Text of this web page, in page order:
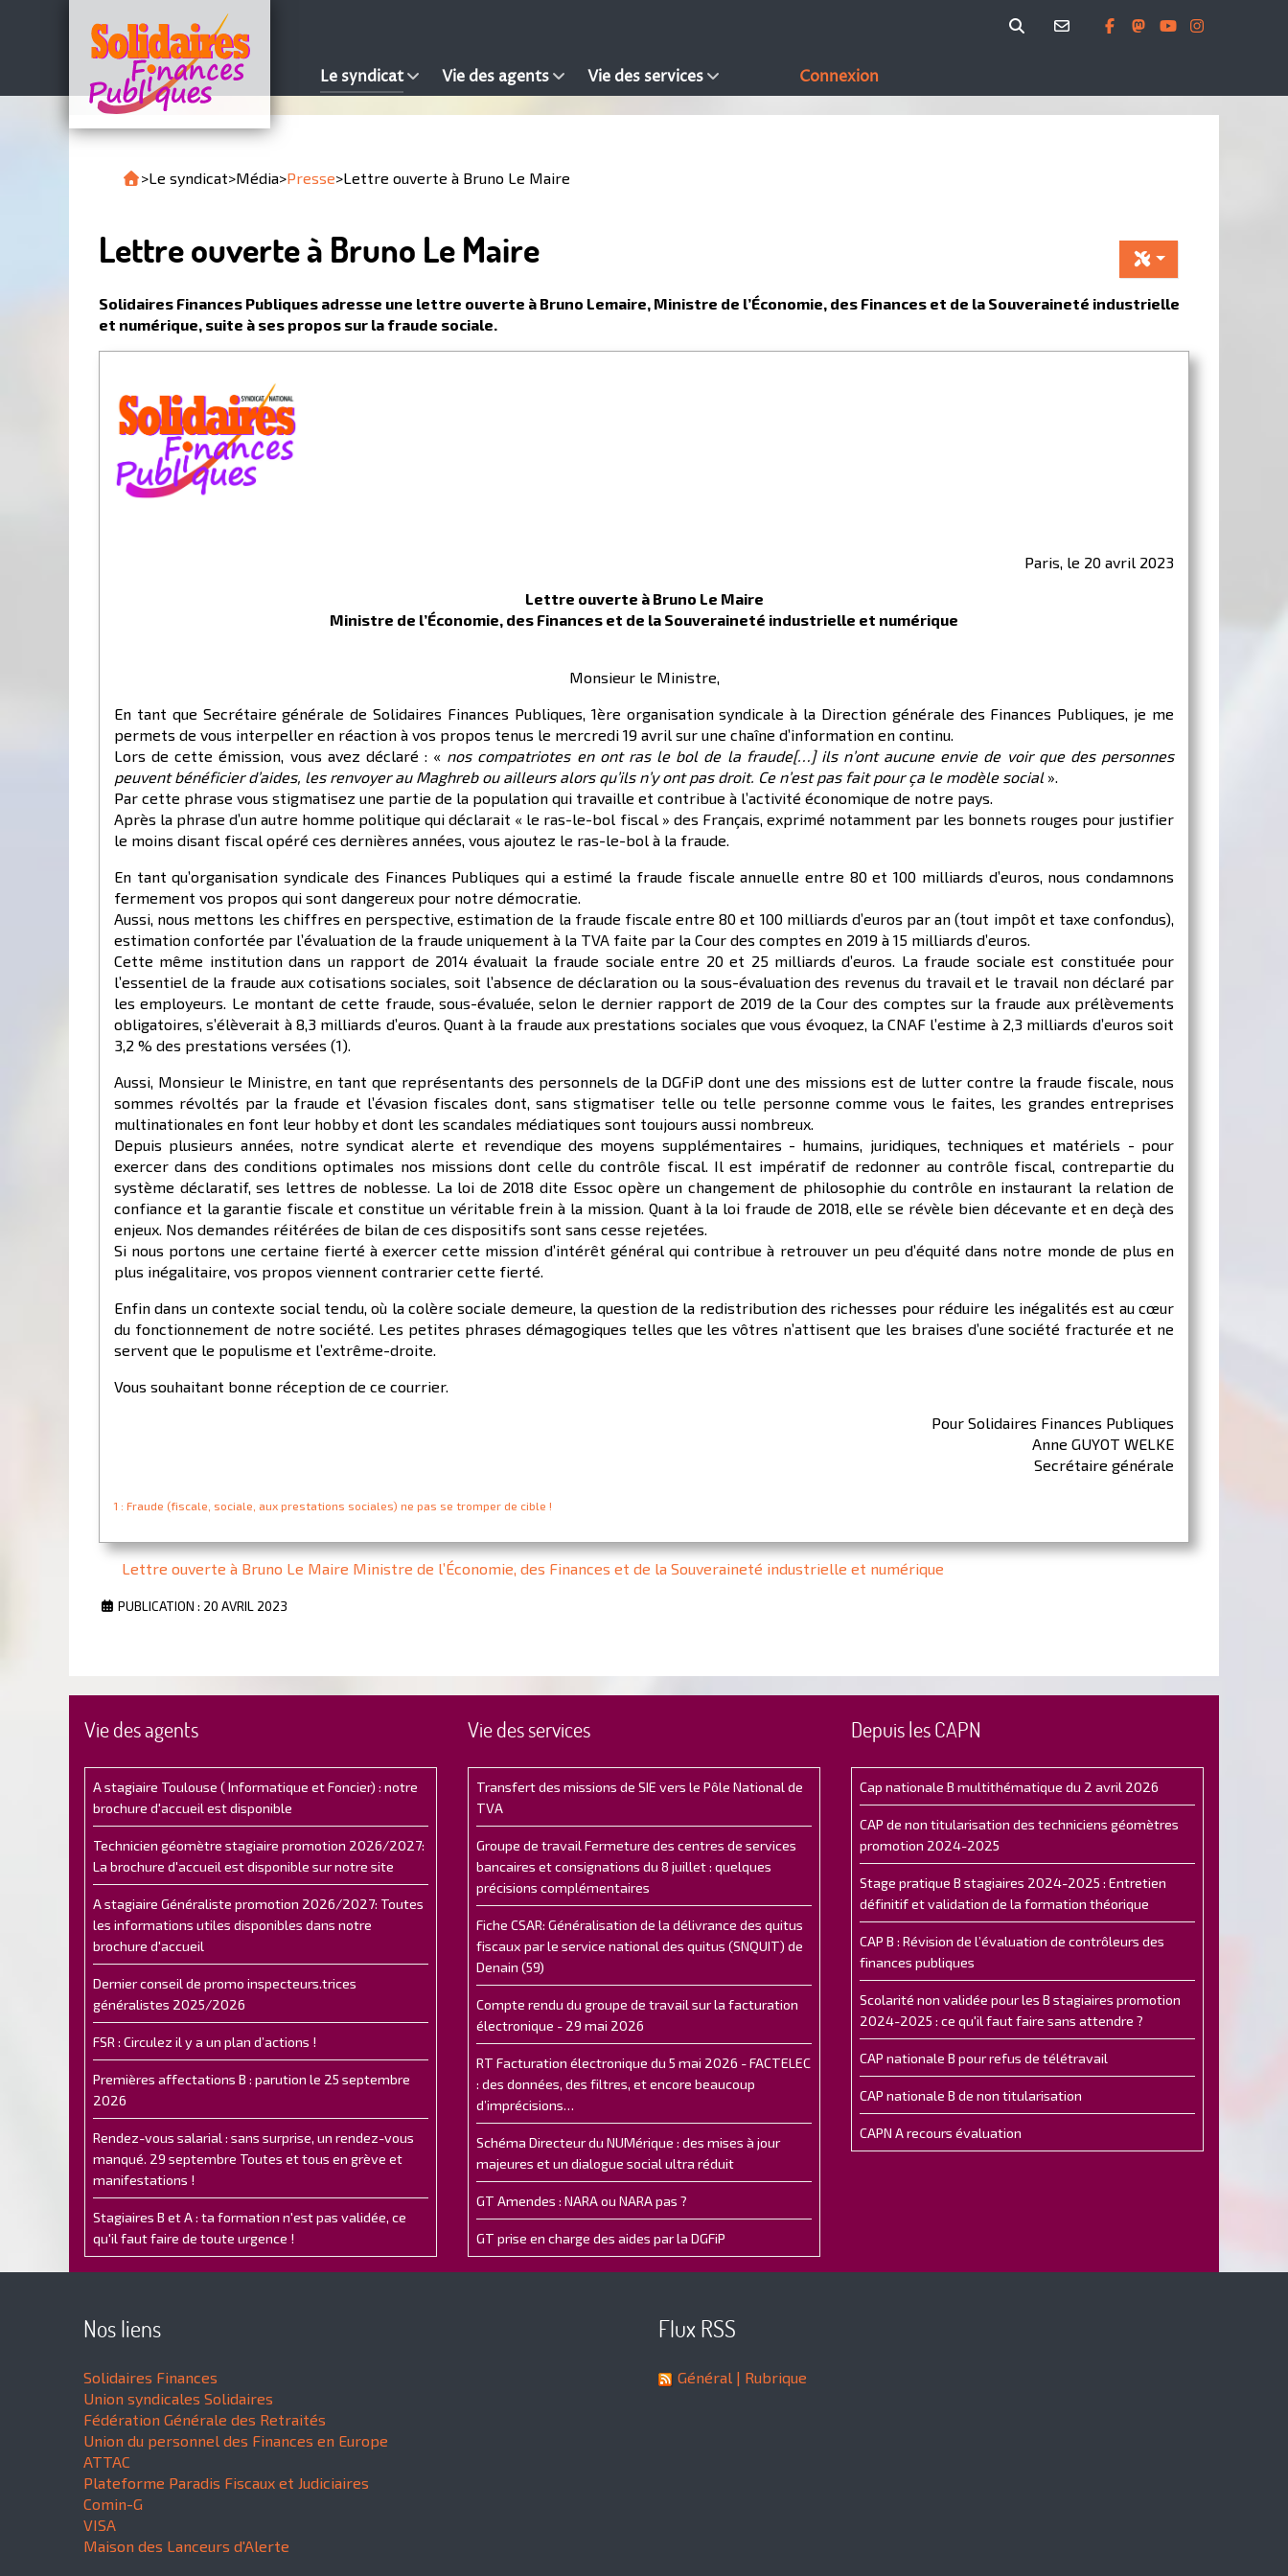
Le syndicat Vie des agents Vie des services Connexion
>Le syndicat>Média>Presse>Lettre ouverte à Bruno Le Maire
Lettre ouverte à Bruno Le Maire
Solidaires Finances Publiques adresse une lettre ouverte à Bruno Lemaire, Ministre de l’Économie, des Finances et de la Souveraineté industrielle
et numérique, suite à ses propos sur la fraude sociale.
Paris, le 20 avril 2023
Lettre ouverte à Bruno Le Maire
Ministre de l’Économie, des Finances et de la Souveraineté industrielle et numérique
Monsieur le Ministre,
En tant que Secrétaire générale de Solidaires Finances Publiques, 1ère organisation syndicale à la Direction générale des Finances Publiques, je me
permets de vous interpeller en réaction à vos propos tenus le mercredi 19 avril sur une chaîne d’information en continu.
Lors de cette émission, vous avez déclaré : « nos compatriotes en ont ras le bol de la fraude[…] ils n’ont aucune envie de voir que des personnes
peuvent bénéficier d’aides, les renvoyer au Maghreb ou ailleurs alors qu’ils n’y ont pas droit. Ce n’est pas fait pour ça le modèle social ».
Par cette phrase vous stigmatisez une partie de la population qui travaille et contribue à l’activité économique de notre pays.
Après la phrase d’un autre homme politique qui déclarait « le ras-le-bol fiscal » des Français, exprimé notamment par les bonnets rouges pour justifier
le moins disant fiscal opéré ces dernières années, vous ajoutez le ras-le-bol à la fraude.
En tant qu’organisation syndicale des Finances Publiques qui a estimé la fraude fiscale annuelle entre 80 et 100 milliards d’euros, nous condamnons
fermement vos propos qui sont dangereux pour notre démocratie.
Aussi, nous mettons les chiffres en perspective, estimation de la fraude fiscale entre 80 et 100 milliards d’euros par an (tout impôt et taxe confondus),
estimation confortée par l’évaluation de la fraude uniquement à la TVA faite par la Cour des comptes en 2019 à 15 milliards d’euros.
Cette même institution dans un rapport de 2014 évaluait la fraude sociale entre 20 et 25 milliards d’euros. La fraude sociale est constituée pour
l’essentiel de la fraude aux cotisations sociales, soit l’absence de déclaration ou la sous-évaluation des revenus du travail et le travail non déclaré par
les employeurs. Le montant de cette fraude, sous-évaluée, selon le dernier rapport de 2019 de la Cour des comptes sur la fraude aux prélèvements
obligatoires, s’élèverait à 8,3 milliards d’euros. Quant à la fraude aux prestations sociales que vous évoquez, la CNAF l’estime à 2,3 milliards d’euros soit
3,2 % des prestations versées (1).
Aussi, Monsieur le Ministre, en tant que représentants des personnels de la DGFiP dont une des missions est de lutter contre la fraude fiscale, nous
sommes révoltés par la fraude et l’évasion fiscales dont, sans stigmatiser telle ou telle personne comme vous le faites, les grandes entreprises
multinationales en font leur hobby et dont les scandales médiatiques sont toujours aussi nombreux.
Depuis plusieurs années, notre syndicat alerte et revendique des moyens supplémentaires - humains, juridiques, techniques et matériels - pour
exercer dans des conditions optimales nos missions dont celle du contrôle fiscal. Il est impératif de redonner au contrôle fiscal, contrepartie du
système déclaratif, ses lettres de noblesse. La loi de 2018 dite Essoc opère un changement de philosophie du contrôle en instaurant la relation de
confiance et la garantie fiscale et constitue un véritable frein à la mission. Quant à la loi fraude de 2018, elle se révèle bien décevante et en deçà des
enjeux. Nos demandes réitérées de bilan de ces dispositifs sont sans cesse rejetées.
Si nous portons une certaine fierté à exercer cette mission d’intérêt général qui contribue à retrouver un peu d’équité dans notre monde de plus en
plus inégalitaire, vos propos viennent contrarier cette fierté.
Enfin dans un contexte social tendu, où la colère sociale demeure, la question de la redistribution des richesses pour réduire les inégalités est au cœur
du fonctionnement de notre société. Les petites phrases démagogiques telles que les vôtres n’attisent que les braises d’une société fracturée et ne
servent que le populisme et l’extrême-droite.
Vous souhaitant bonne réception de ce courrier.
Pour Solidaires Finances Publiques
Anne GUYOT WELKE
Secrétaire générale
1 : Fraude (fiscale, sociale, aux prestations sociales) ne pas se tromper de cible !
Lettre ouverte à Bruno Le Maire Ministre de l’Économie, des Finances et de la Souveraineté industrielle et numérique
PUBLICATION : 20 AVRIL 2023
Vie des agents
A stagiaire Toulouse ( Informatique et Foncier) : notre
brochure d'accueil est disponible
Technicien géomètre stagiaire promotion 2026/2027:
La brochure d'accueil est disponible sur notre site
A stagiaire Généraliste promotion 2026/2027: Toutes
les informations utiles disponibles dans notre
brochure d'accueil
Dernier conseil de promo inspecteurs.trices
généralistes 2025/2026
FSR : Circulez il y a un plan d’actions !
Premières affectations B : parution le 25 septembre
2026
Rendez-vous salarial : sans surprise, un rendez-vous
manqué. 29 septembre Toutes et tous en grève et
manifestations !
Stagiaires B et A : ta formation n'est pas validée, ce
qu'il faut faire de toute urgence !
Vie des services
Transfert des missions de SIE vers le Pôle National de
TVA
Groupe de travail Fermeture des centres de services
bancaires et consignations du 8 juillet : quelques
précisions complémentaires
Fiche CSAR: Généralisation de la délivrance des quitus
fiscaux par le service national des quitus (SNQUIT) de
Denain (59)
Compte rendu du groupe de travail sur la facturation
électronique - 29 mai 2026
RT Facturation électronique du 5 mai 2026 - FACTELEC
: des données, des filtres, et encore beaucoup
d’imprécisions…
Schéma Directeur du NUMérique : des mises à jour
majeures et un dialogue social ultra réduit
GT Amendes : NARA ou NARA pas ?
GT prise en charge des aides par la DGFiP
Depuis les CAPN
Cap nationale B multithématique du 2 avril 2026
CAP de non titularisation des techniciens géomètres
promotion 2024-2025
Stage pratique B stagiaires 2024-2025 : Entretien
définitif et validation de la formation théorique
CAP B : Révision de l’évaluation de contrôleurs des
finances publiques
Scolarité non validée pour les B stagiaires promotion
2024-2025 : ce qu'il faut faire sans attendre ?
CAP nationale B pour refus de télétravail
CAP nationale B de non titularisation
CAPN A recours évaluation
Nos liens
Solidaires Finances
Union syndicales Solidaires
Fédération Générale des Retraités
Union du personnel des Finances en Europe
ATTAC
Plateforme Paradis Fiscaux et Judiciaires
Comin-G
VISA
Maison des Lanceurs d'Alerte
Flux RSS
Général | Rubrique